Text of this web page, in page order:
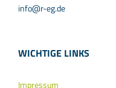
info@r-eg.de
WICHTIGE LINKS
Impressum